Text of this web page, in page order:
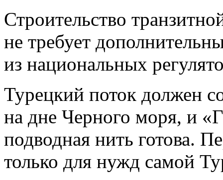
Строительство
не требует
из национальных
Турецкий поток должен
на дне Черного моря, и «
подводная нить готова.
только для нужд самой